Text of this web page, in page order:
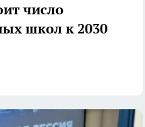
число
школ к 2030